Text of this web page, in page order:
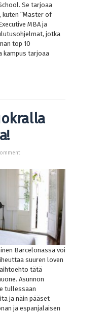
Se tarjoaa
“Master of
MBA ja
jotka
top 10
kampus tarjoaa
Barcelonassa voi
suuren loven
tätä
Asunnon
tullessaan
ja näin pääset
ja espanjalaisen